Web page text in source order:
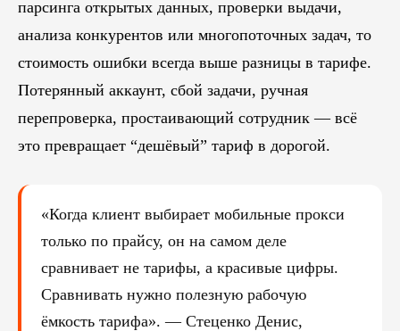
парсинга открытых данных, проверки выдачи,
анализа конкурентов или многопоточных задач, то
стоимость ошибки всегда выше разницы в тарифе.
Потерянный аккаунт, сбой задачи, ручная
перепроверка, простаивающий сотрудник — всё
это превращает “дешёвый” тариф в дорогой.
«Когда клиент выбирает мобильные прокси
только по прайсу, он на самом деле
сравнивает не тарифы, а красивые цифры.
Сравнивать нужно полезную рабочую
ёмкость тарифа». — Стеценко Денис,